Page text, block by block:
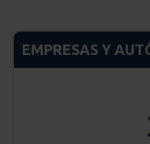
EMPRESAS Y